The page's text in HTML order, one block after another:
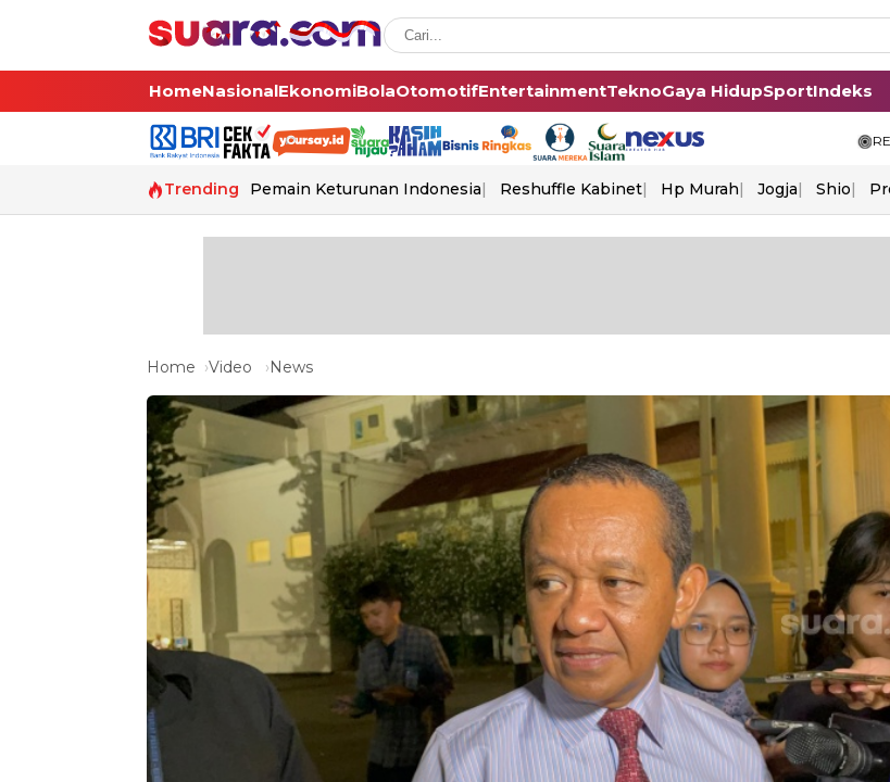
HomeNasionalEkonomiBolaOtomotifEntertainmentTeknoGaya HidupSportIndeks
Trending Pemain Keturunan Indonesia Reshuffle Kabinet Hp Murah Jogja Shio
Home Video News